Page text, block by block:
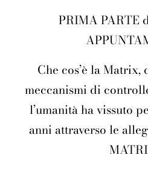
PRIMA PARTE
Che cos’è la
meccanismi di
l’umanità ha vissuto
anni attraverso le